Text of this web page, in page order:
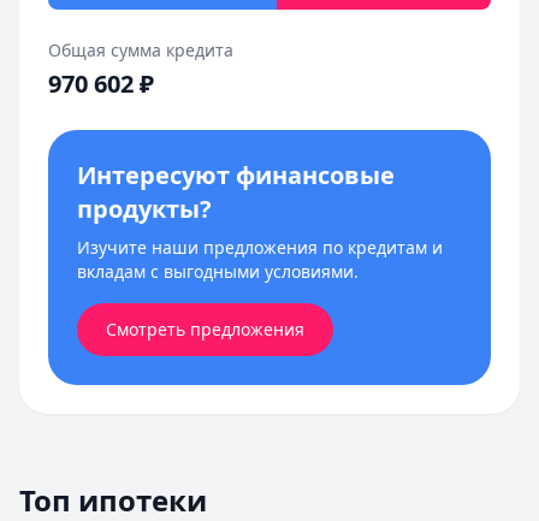
Общая сумма кредита
970 602₽
Интересуют финансовые
продукты?
Изучите наши предложения по кредитам и
вкладам с выгодными условиями.
Смотреть предложения
Топ ипотеки